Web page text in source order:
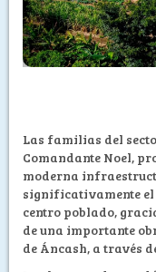
Las familias del
Comandante Noel,
moderna
significativamente el
centro poblado,
de una importante
de Áncash, a través